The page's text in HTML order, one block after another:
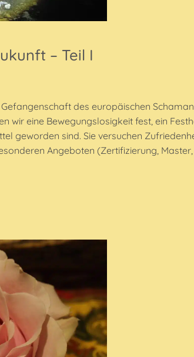
– Teil I
des europäischen
wir eine Bewegungslosigkeit fest, ein
geworden sind. Sie versuchen
Angeboten (Zertifizierung,